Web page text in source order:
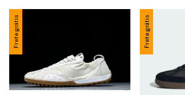
Frete grátis Frete grátis